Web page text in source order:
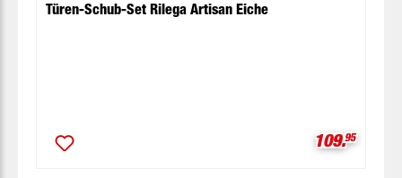
Türen-Schub-Set Rilega Artisan Eiche
109.95